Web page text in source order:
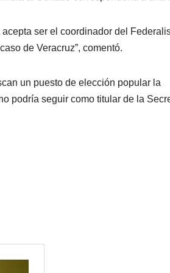
ser el coordinador del
de Veracruz”, comentó.
un puesto de elección popular la
podría seguir como titular de la